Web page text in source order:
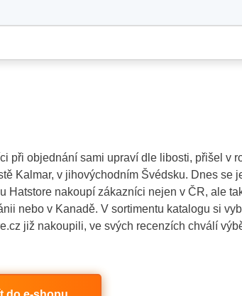
při objednání sami upraví dle libosti, přišel v
Kalmar, v jihovýchodním Švédsku. Dnes se
Hatstore nakoupí zákazníci nejen v ČR, ale
nebo v Kanadě. V sortimentu katalogu si
již nakoupili, ve svých recenzích chválí